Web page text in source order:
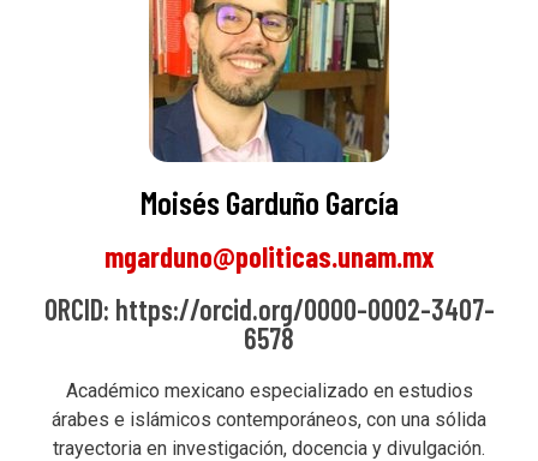
Moisés Garduño García
mgarduno@politicas.unam.mx
ORCID: https://orcid.org/0000-0002-3407-
6578
Académico mexicano especializado en estudios
árabes e islámicos contemporáneos, con una sólida
trayectoria en investigación, docencia y divulgación.